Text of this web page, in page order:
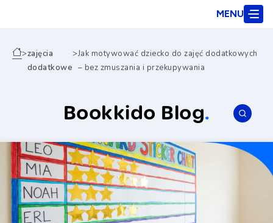
MENU
>zajęcia
dodatkowe
>Jak motywować dziecko do zajęć dodatkowych
– bez zmuszania i przekupywania
Bookkido Blog.